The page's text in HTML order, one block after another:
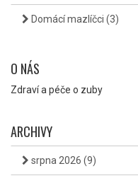
Domácí mazlíčci (3)
O NÁS
Zdraví a péče o zuby
ARCHIVY
srpna 2026 (9)